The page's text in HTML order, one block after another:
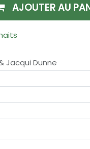
AJOUTER AU
Jacqui Dunne